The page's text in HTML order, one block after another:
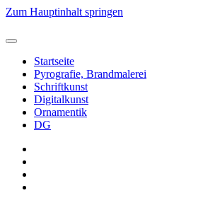
Zum Hauptinhalt springen
Startseite
Pyrografie, Brandmalerei
Schriftkunst
Digitalkunst
Ornamentik
DG